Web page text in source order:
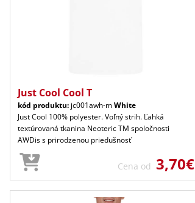
Just Cool Cool T
kód produktu: jc001awh-mWhite
Just Cool 100% polyester. Voľný strih. Ľahká
textúrovaná tkanina Neoteric TM spoločnosti
AWDis s prirodzenou priedušnosť
Cena od 3,70€